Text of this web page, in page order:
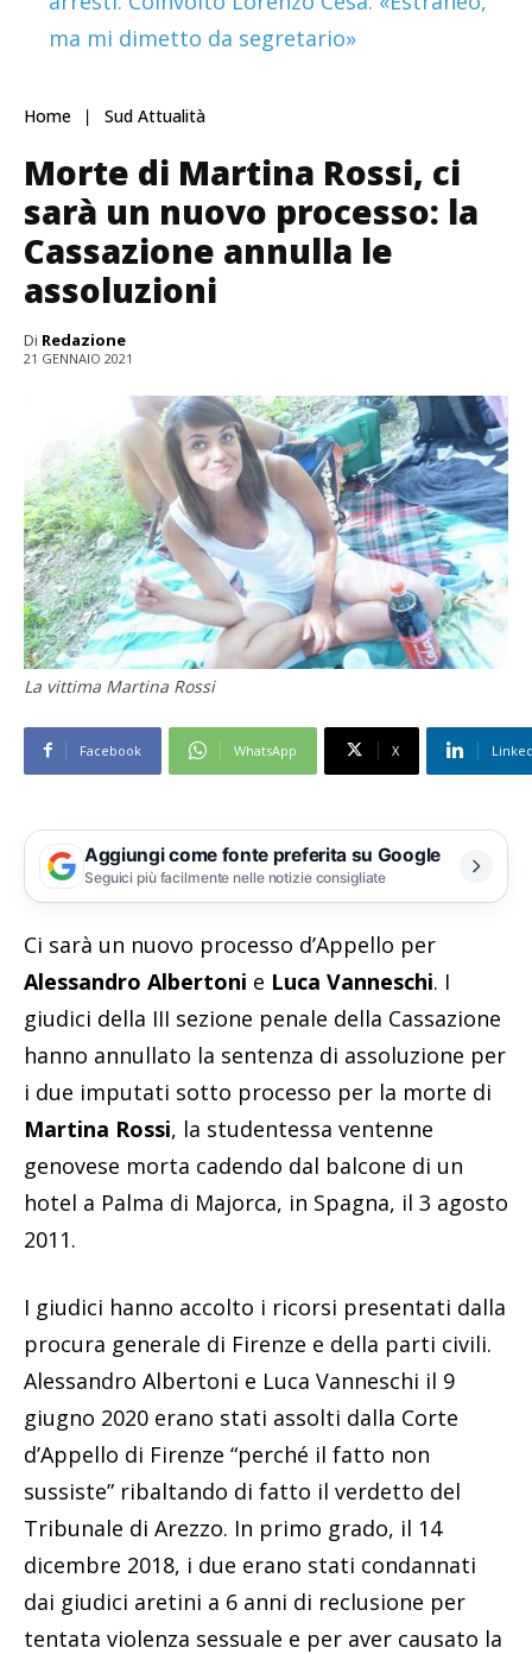
ma mi dimetto da segretario»
Home Sud Attualità
Morte di Martina Rossi, ci
sarà un nuovo processo: la
Cassazione annulla le
assoluzioni
Di Redazione
21 GENNAIO 2021
La vittima Martina Rossi
Facebook WhatsApp X
Aggiungi come fonte preferita su Google
Seguici più facilmente nelle notizie consigliate
Ci sarà un nuovo processo d’Appello per
Alessandro Albertoni e Luca Vanneschi. I
giudici della III sezione penale della Cassazione
hanno annullato la sentenza di assoluzione per
i due imputati sotto processo per la morte di
Martina Rossi, la studentessa ventenne
genovese morta cadendo dal balcone di un
hotel a Palma di Majorca, in Spagna, il 3 agosto
2011.
I giudici hanno accolto i ricorsi presentati dalla
procura generale di Firenze e della parti civili.
Alessandro Albertoni e Luca Vanneschi il 9
giugno 2020 erano stati assolti dalla Corte
d’Appello di Firenze “perché il fatto non
sussiste” ribaltando di fatto il verdetto del
Tribunale di Arezzo. In primo grado, il 14
dicembre 2018, i due erano stati condannati
dai giudici aretini a 6 anni di reclusione per
tentata violenza sessuale e per aver causato la